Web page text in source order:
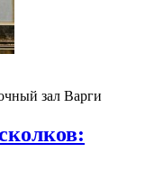
зал Варги